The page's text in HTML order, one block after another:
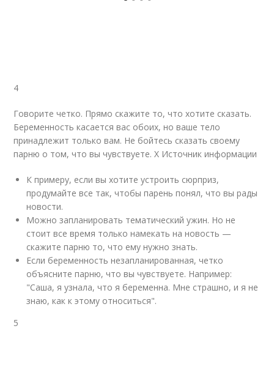
4
Говорите четко. Прямо скажите то, что хотите сказать.
Беременность касается вас обоих, но ваше тело
принадлежит только вам. Не бойтесь сказать своему
парню о том, что вы чувствуете. X Источник информации
К примеру, если вы хотите устроить сюрприз,
продумайте все так, чтобы парень понял, что вы рады
новости.
Можно запланировать тематический ужин. Но не
стоит все время только намекать на новость —
скажите парню то, что ему нужно знать.
Если беременность незапланированная, четко
объясните парню, что вы чувствуете. Например:
"Саша, я узнала, что я беременна. Мне страшно, и я не
знаю, как к этому относиться".
5